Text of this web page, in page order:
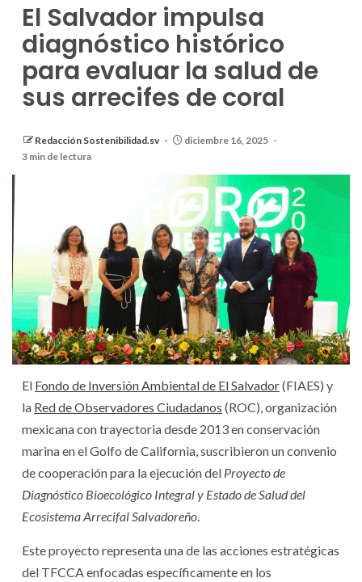
El Salvador impulsa
diagnóstico histórico
para evaluar la salud de
sus arrecifes de coral
Redacción Sostenibilidad.sv
diciembre 16, 2025
3 min de lectura
El Fondo de Inversión Ambiental de El Salvador(FIAES) y
la Red de Observadores Ciudadanos (ROC), organización
mexicana con trayectoria desde 2013 en conservación
marina en el Golfo de California, suscribieron un convenio
de cooperación para la ejecución del Proyecto de
Diagnóstico Bioecológico Integral y Estado de Salud del
Ecosistema Arrecifal Salvadoreño.
Este proyecto representa una de las acciones estratégicas
del TFCCA enfocadas específicamente en los